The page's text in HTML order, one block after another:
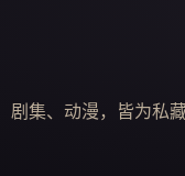
集、动漫，皆为私藏